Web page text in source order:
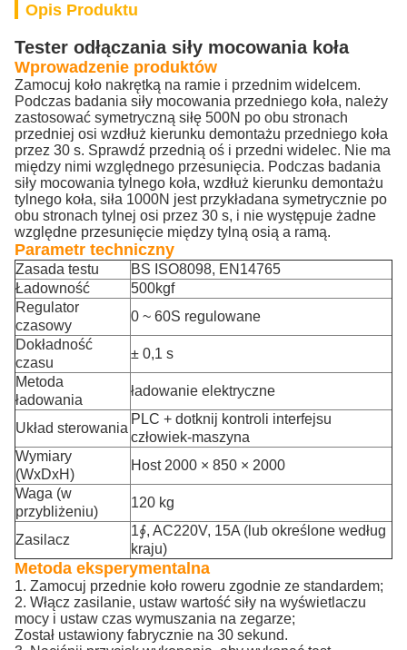
Opis Produktu
Tester odłączania siły mocowania koła
Wprowadzenie produktów
Zamocuj koło nakrętką na ramie i przednim widelcem.
Podczas badania siły mocowania przedniego koła, należy
zastosować symetryczną siłę 500N po obu stronach
przedniej osi wzdłuż kierunku demontażu przedniego koła
przez 30 s. Sprawdź przednią oś i przedni widelec. Nie ma
między nimi względnego przesunięcia. Podczas badania
siły mocowania tylnego koła, wzdłuż kierunku demontażu
tylnego koła, siła 1000N jest przykładana symetrycznie po
obu stronach tylnej osi przez 30 s, i nie występuje żadne
względne przesunięcie między tylną osią a ramą.
Parametr techniczny
Zasada testu
BS ISO8098, EN14765
Ładowność
500kgf
Regulator
czasowy
0 ~ 60S regulowane
Dokładność
czasu
± 0,1 s
Metoda
ładowania
ładowanie elektryczne
Układ sterowania
PLC + dotknij kontroli interfejsu
człowiek-maszyna
Wymiary
(WxDxH)
Host 2000 × 850 × 2000
Waga (w
przybliżeniu)
120 kg
Zasilacz
1∮, AC220V, 15A (lub określone według
kraju)
Metoda eksperymentalna
1. Zamocuj przednie koło roweru zgodnie ze standardem;
2. Włącz zasilanie, ustaw wartość siły na wyświetlaczu
mocy i ustaw czas wymuszania na zegarze;
Został ustawiony fabrycznie na 30 sekund.